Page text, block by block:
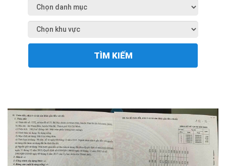
TÌM KIẾM